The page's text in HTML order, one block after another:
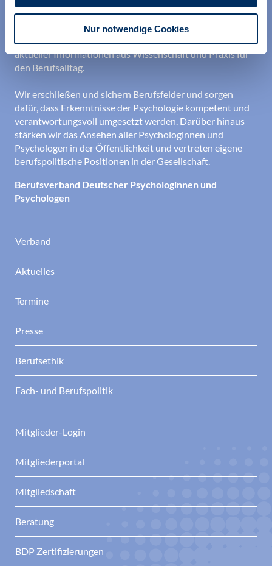
Nur notwendige Cookies
professionellen Identität. Dies erreichen wir unter
anderem durch Orientierung beim Aufbau der beruflichen
Existenz sowie durch die kontinuierliche Bereitstellung
aktueller Informationen aus Wissenschaft und Praxis für
den Berufsalltag.
Wir erschließen und sichern Berufsfelder und sorgen
dafür, dass Erkenntnisse der Psychologie kompetent und
verantwortungsvoll umgesetzt werden. Darüber hinaus
stärken wir das Ansehen aller Psychologinnen und
Psychologen in der Öffentlichkeit und vertreten eigene
berufspolitische Positionen in der Gesellschaft.
Berufsverband Deutscher Psychologinnen und
Psychologen
Verband
Aktuelles
Termine
Presse
Berufsethik
Fach- und Berufspolitik
Mitglieder-Login
Mitgliederportal
Mitgliedschaft
Beratung
BDP Zertifizierungen